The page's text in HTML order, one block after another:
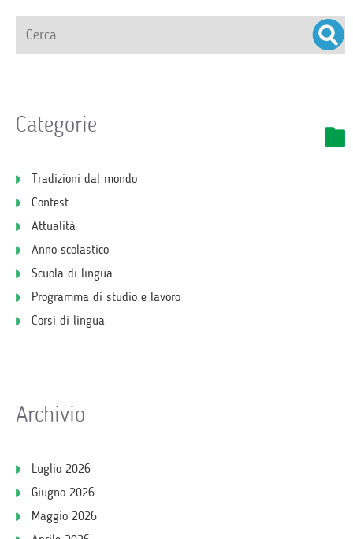
Categorie
Tradizioni dal mondo
Contest
Attualità
Anno scolastico
Scuola di lingua
Programma di studio e lavoro
Corsi di lingua
Archivio
Luglio 2026
Giugno 2026
Maggio 2026